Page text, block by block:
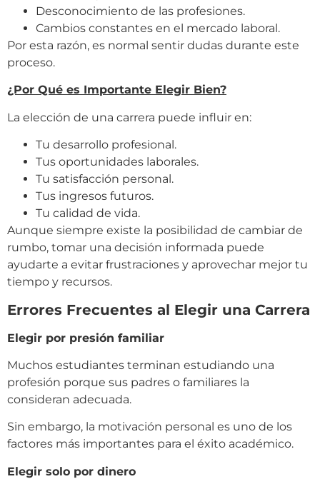
Desconocimiento de las profesiones.
Cambios constantes en el mercado laboral.
Por esta razón, es normal sentir dudas durante este
proceso.
¿Por Qué es Importante Elegir Bien?
La elección de una carrera puede influir en:
Tu desarrollo profesional.
Tus oportunidades laborales.
Tu satisfacción personal.
Tus ingresos futuros.
Tu calidad de vida.
Aunque siempre existe la posibilidad de cambiar de
rumbo, tomar una decisión informada puede
ayudarte a evitar frustraciones y aprovechar mejor tu
tiempo y recursos.
Errores Frecuentes al Elegir una Carrera
Elegir por presión familiar
Muchos estudiantes terminan estudiando una
profesión porque sus padres o familiares la
consideran adecuada.
Sin embargo, la motivación personal es uno de los
factores más importantes para el éxito académico.
Elegir solo por dinero